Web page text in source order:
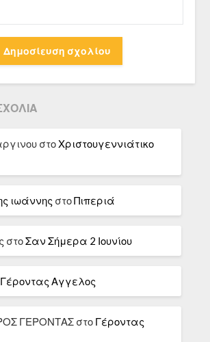
στοΧριστουγεννιάτικο
ιωάννης στοΠιπεριά
στοΣαν Σήμερα 2 Ιουνίου
Γέροντας Αγγελος
ΓΕΡΟΝΤΑΣ στο Γέροντας